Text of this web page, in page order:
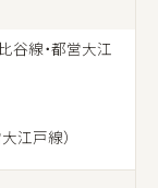
谷線・都営大江
江戸線）